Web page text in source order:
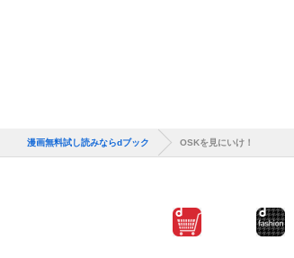
漫画無料試し読みならdブック OSKを見にいけ！